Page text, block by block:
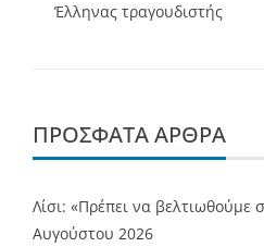
Έλληνας τραγουδιστής
ΠΡΌΣΦΑΤΑ ΆΡΘΡΑ
Λίσι: «Πρέπει να βελτιωθούμε
Αυγούστου 2026